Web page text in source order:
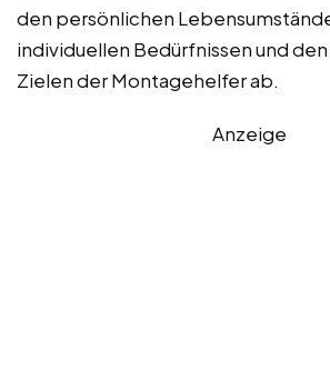
den persönlichen
individuellen Bedürfnissen und
Zielen der Montagehelfer ab.
Anzeige